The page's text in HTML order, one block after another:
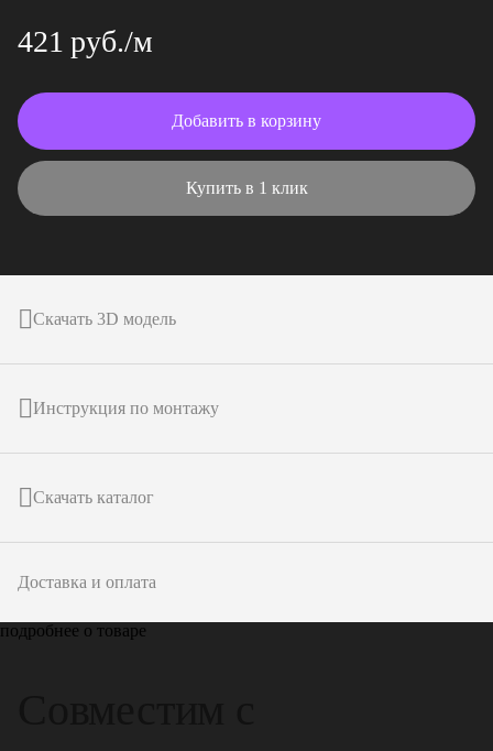
421 руб./м
Добавить в корзину
Купить в 1 клик
Скачать 3D модель
Инструкция по монтажу
Скачать каталог
Доставка и оплата
подробнее о товаре